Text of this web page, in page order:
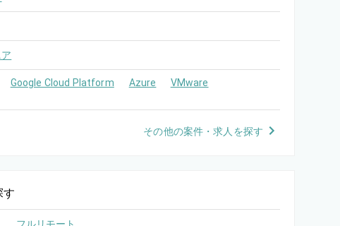
Google Cloud Platform Azure
VMware
その他の案件・求人を探す
す